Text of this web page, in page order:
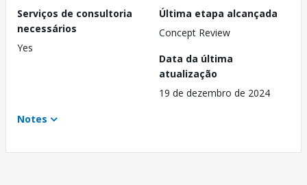
Serviços de consultoria
necessários
Yes
Última etapa alcançada
Concept Review
Data da última
atualização
19 de dezembro de 2024
Notes